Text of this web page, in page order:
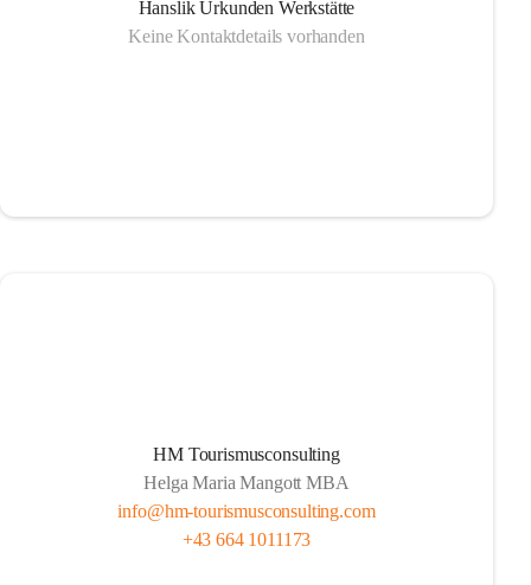
Hanslik Urkunden Werkstätte
Keine Kontaktdetails vorhanden
HM Tourismusconsulting
Helga Maria Mangott MBA
info@hm-tourismusconsulting.com
+43 664 1011173